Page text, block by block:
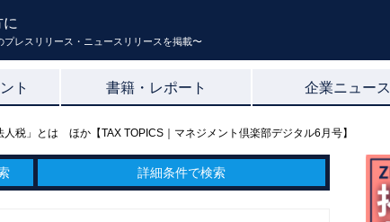
レスリリース・ニュースリリースを掲載〜
ト 書籍・レポート 企業ニュース
税」とは ほか【TAX TOPICS｜マネジメント倶楽部デジタル6月号】
詳細条件で検索